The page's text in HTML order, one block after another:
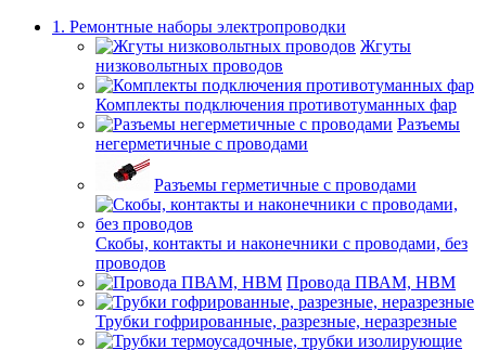
1. Ремонтные наборы электропроводки
Жгуты
низковольтных проводов
Комплекты подключения противотуманных фар
Разъемы
негерметичные с проводами
Разъемы герметичные с проводами
Скобы, контакты и наконечники с проводами, без
проводов
Провода ПВАМ, НВМ
Трубки гофрированные, разрезные, неразрезные